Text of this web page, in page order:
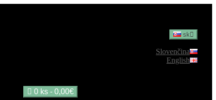
sk
Slovenčina
English
0 ks - 0,00€